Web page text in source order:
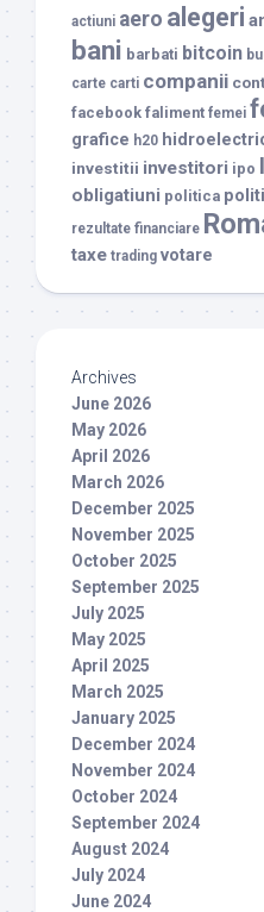
actiuni aero alegeri
bani barbati bitcoin
carte carti companii
facebook faliment femei
grafice h20
investitii investitori ipo
obligatiuni politica
rezultate financiare
taxe trading votare
Archives
June 2026
May 2026
April 2026
March 2026
December 2025
November 2025
October 2025
September 2025
July 2025
May 2025
April 2025
March 2025
January 2025
December 2024
November 2024
October 2024
September 2024
August 2024
July 2024
June 2024